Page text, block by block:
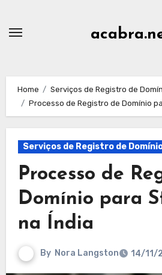
Home
Serviços de Registro de
Processo de Registro de Domínio
Serviços de Registro de
Processo de
Domínio para
na Índia
By Nora Langston 14/11/